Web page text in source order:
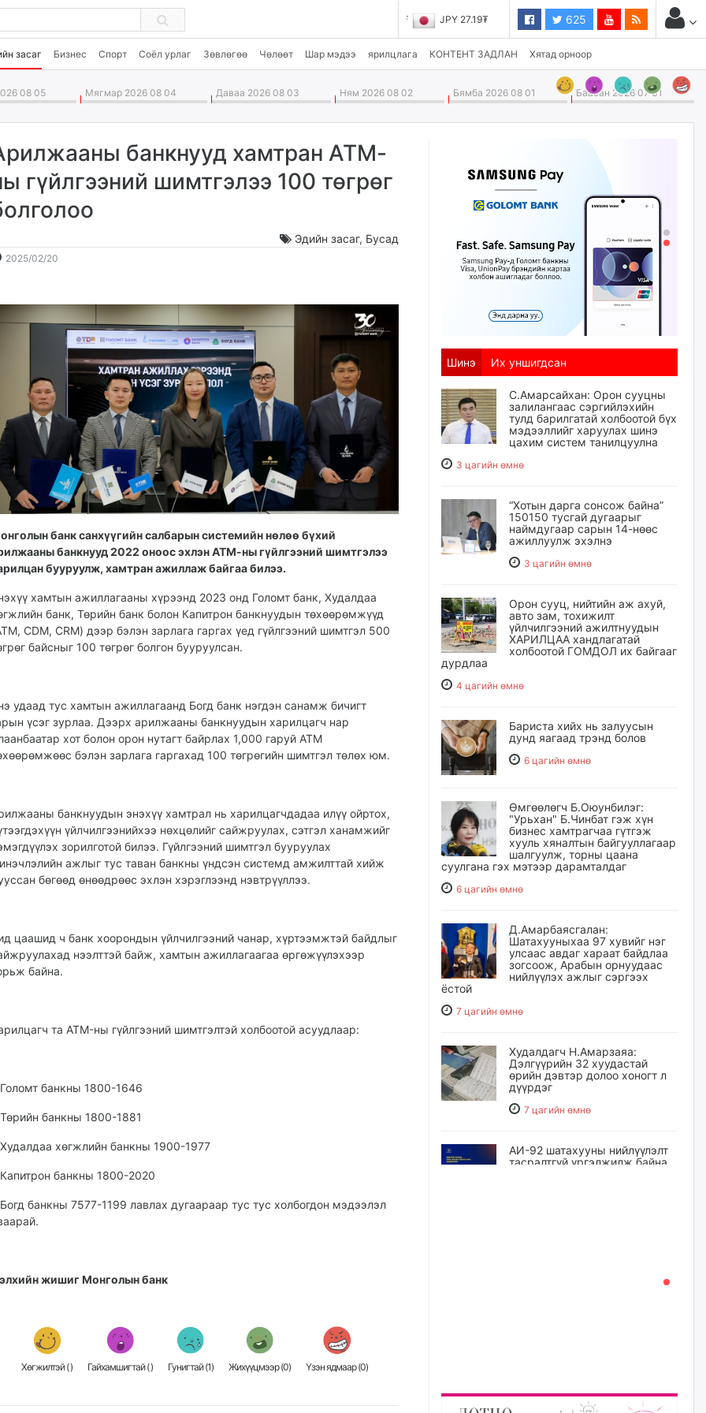
JPY 27.19₮ 625
засаг Бизнес Спорт Соёл урлаг Зөвлөгөө Чөлөөт Шар мэдээ ярилцлага КОНТЕНТ ЗАДЛАН Хятад орноор
08 05 Мягмар 2026 08 04 Даваа 2026 08 03 Ням 2026 08 02 Бямба 2026 08 01 Баасан 2026 07 31
банкнууд хамтран АТМ-
гүйлгээний шимтгэлээ 100 төгрөг
Эдийн засаг, Бусад
2025/02/20
12:42:20
19:37:55
банк санхүүгийн салбарын системийн нөлөө бүхий
банкнууд 2022 оноос эхлэн АТМ-ны гүйлгээний шимтгэлээ
бууруулж, хамтран ажиллаж байгаа билээ.
хамтын ажиллагааны хүрээнд 2023 онд Голомт банк, Худалдаа
банк, Төрийн банк болон Капитрон банкнуудын төхөөрөмжүүд
CDM, CRM) дээр бэлэн зарлага гаргах үед гүйлгээний шимтгэл 500
байсныг 100 төгрөг болгон бууруулсан.
удаад тус хамтын ажиллагаанд Богд банк нэгдэн санамж бичигт
үсэг зурлаа. Дээрх арилжааны банкнуудын харилцагч нар
хот болон орон нутагт байрлах 1,000 гаруй ATM
бэлэн зарлага гаргахад 100 төгрөгийн шимтгэл төлөх юм.
банкнуудын энэхүү хамтрал нь харилцагчдадаа илүү ойртох,
үйлчилгээнийхээ нөхцөлийг сайжруулах, сэтгэл ханамжийг
зорилготой билээ. Гүйлгээний шимтгэл бууруулах
ажлыг тус таван банкны үндсэн системд амжилттай хийж
бөгөөд өнөөдрөөс эхлэн хэрэглээнд нэвтрүүллээ.
цаашид ч банк хоорондын үйлчилгээний чанар, хүртээмжтэй байдлыг
нээлттэй байж, хамтын ажиллагаагаа өргөжүүлэхээр
байна.
та ATM-ны гүйлгээний шимтгэлтэй холбоотой асуудлаар:
банкны 1800-1646
банкны 1800-1881
хөгжлийн банкны 1900-1977
банкны 1800-2020
банкны 7577-1199 лавлах дугаараар тус тус холбогдон мэдээлэл
жишиг Монголын банк
Хөгжилтэй () Гайхамшигтай () Гунигтай (1) Жихүүцмээр (0) Үзэн ядмаар (0)
Шинэ Их уншигдсан
С.Амарсайхан: Орон сууцны
залилангаас сэргийлэхийн
тулд барилгатай холбоотой бүх
мэдээллийг харуулах шинэ
цахим систем танилцуулна
3 цагийн өмнө
“Хотын дарга сонсож байна”
150150 тусгай дугаарыг
наймдугаар сарын 14-нөөс
ажиллуулж эхэлнэ
3 цагийн өмнө
Орон сууц, нийтийн аж ахуй,
авто зам, тохижилт
үйлчилгээний ажилтнуудын
ХАРИЛЦАА хандлагатай
холбоотой ГОМДОЛ их байгааг
дурдлаа
4 цагийн өмнө
Бариста хийх нь залуусын
дунд яагаад трэнд болов
6 цагийн өмнө
Өмгөөлөгч Б.Оюунбилэг:
"Урьхан" Б.Чинбат гэж хүн
бизнес хамтрагчаа гүтгэж
хууль хяналтын байгууллагаар
шалгуулж, торны цаана
суулгана гэх мэтээр дарамталдаг
6 цагийн өмнө
Д.Амарбаясгалан:
Шатахууныхаа 97 хувийг нэг
улсаас авдаг хараат байдлаа
зогсоож, Арабын орнуудаас
нийлүүлэх ажлыг сэргээх
ёстой
7 цагийн өмнө
Худалдагч Н.Амарзаяа:
Дэлгүүрийн 32 хуудастай
өрийн дэвтэр долоо хоногт л
дүүрдэг
7 цагийн өмнө
АИ-92 шатахууны нийлүүлэлт
тасралтгүй үргэлжилж байна